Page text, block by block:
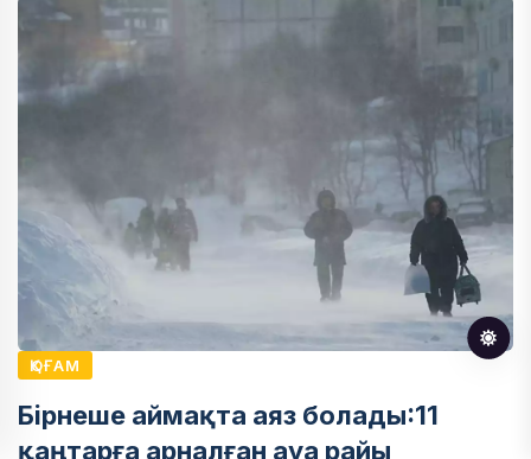
ҚОҒАМ
Бірнеше аймақта аяз болады:11
қаңтарға арналған ауа райы